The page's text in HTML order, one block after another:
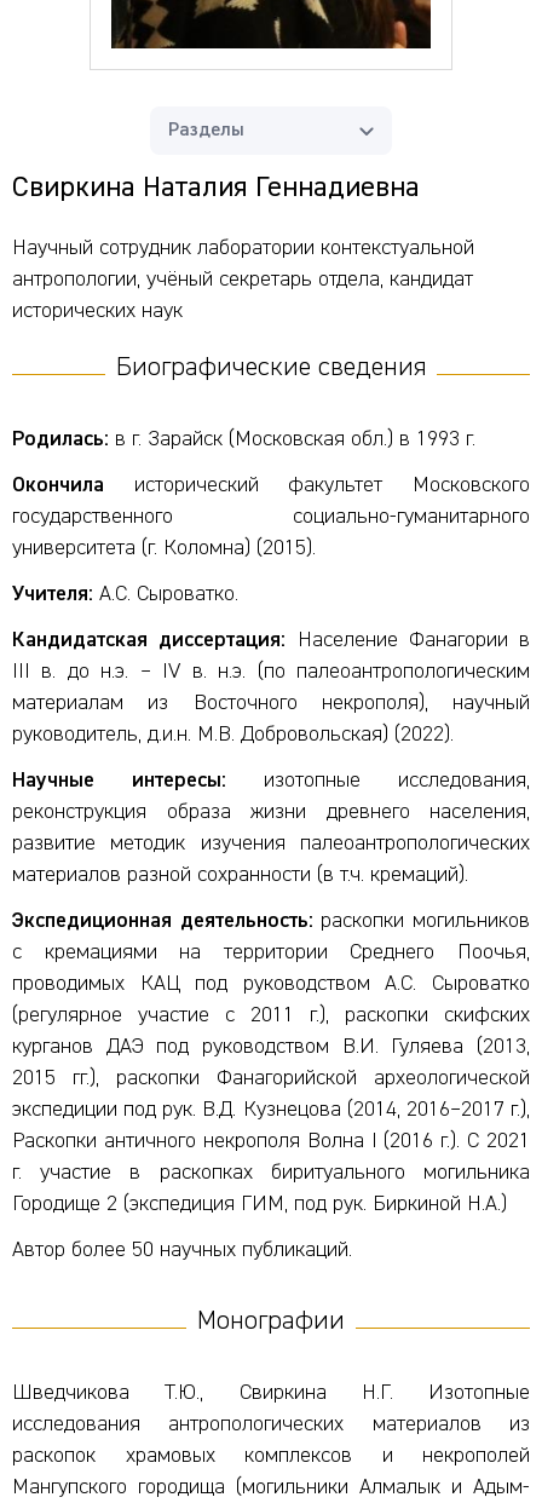
Разделы
Свиркина Наталия Геннадиевна
Научный сотрудник лаборатории контекстуальной
антропологии, учёный секретарь отдела, кандидат
исторических наук
Биографические сведения
Родилась: в г. Зарайск (Московская обл.) в 1993 г.
Окончила исторический факультет Московского
государственного социально-гуманитарного
университета (г. Коломна) (2015).
Учителя: А.С. Сыроватко.
Кандидатская диссертация: Население Фанагории в
III в. до н.э. – IV в. н.э. (по палеоантропологическим
материалам из Восточного некрополя), научный
руководитель, д.и.н. М.В. Добровольская) (2022).
Научные интересы: изотопные исследования,
реконструкция образа жизни древнего населения,
развитие методик изучения палеоантропологических
материалов разной сохранности (в т.ч. кремаций).
Экспедиционная деятельность: раскопки могильников
с кремациями на территории Среднего Поочья,
проводимых КАЦ под руководством А.С. Сыроватко
(регулярное участие с 2011 г.), раскопки скифских
курганов ДАЭ под руководством В.И. Гуляева (2013,
2015 гг.), раскопки Фанагорийской археологической
экспедиции под рук. В.Д. Кузнецова (2014, 2016–2017 г.),
Раскопки античного некрополя Волна I (2016 г.). С 2021
г. участие в раскопках биритуального могильника
Городище 2 (экспедиция ГИМ, под рук. Биркиной Н.А.)
Автор более 50 научных публикаций.
Монографии
Шведчикова Т.Ю., Свиркина Н.Г. Изотопные
исследования антропологических материалов из
раскопок храмовых комплексов и некрополей
Мангупского городища (могильники Алмалык и Адым-